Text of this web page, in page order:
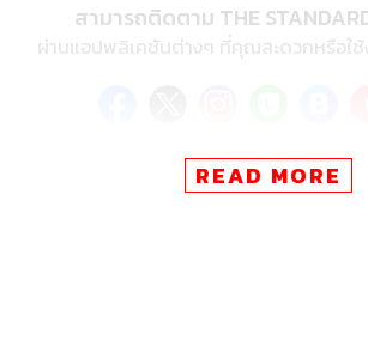
สามารถติดตาม THE
ผ่านแอปพลิเคชันต่างๆ ที่คุณสะดวกหรือใช้
THE STANDARD Wealth
READ MORE